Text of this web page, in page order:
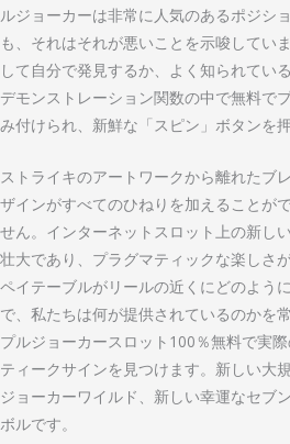
ルジョーカーは非常に人気のあるポジシ
も、それはそれが悪いことを示唆してい
して自分で発見するか、よく知られてい
デモンストレーション関数の中で無料で
み付けられ、新鮮な「スピン」ボタンを押
ストライキのアートワークから離れたブ
ザインがすべてのひねりを加えることが
せん。インターネットスロット上の新し
壮大であり、プラグマティックな楽しさ
ペイテーブルがリールの近くにどのよう
で、私たちは何が提供されているのかを
プルジョーカースロット100％無料で実
ティークサインを見つけます。新しい大
ジョーカーワイルド、新しい幸運なセブ
ボルです。